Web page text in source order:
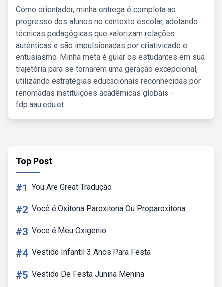
Como orientador, minha entrega é completa ao
progresso dos alunos no contexto escolar, adotando
técnicas pedagógicas que valorizam relações
autênticas e são impulsionadas por criatividade e
entusiasmo. Minha meta é guiar os estudantes em sua
trajetória para se tornarem uma geração excepcional,
utilizando estratégias educacionais reconhecidas por
renomadas instituições acadêmicas globais -
fdp.aau.edu.et.
Top Post
#1 You Are Great Tradução
#2 Você é Oxitona Paroxitona Ou Proparoxitona
#3 Voce é Meu Oxigenio
#4 Vestido Infantil 3 Anos Para Festa
#5 Vestido De Festa Junina Menina